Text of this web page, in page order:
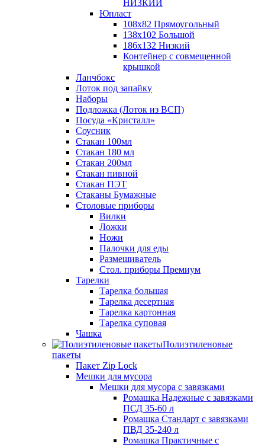
НИЗКИЙ
Юпласт
108х82 Прямоугольный
138х102 Большой
186х132 Низкий
Контейнер с совмещенной
крышкой
Ланчбокс
Лоток под запайку
Наборы
Подложка (Лоток из ВСП)
Посуда «Кристалл»
Соусник
Стакан 100мл
Стакан 180 мл
Стакан 200мл
Стакан пивной
Стакан ПЭТ
Стаканы Бумажные
Столовые приборы
Вилки
Ложки
Ножи
Палочки для еды
Размешиватель
Стол. приборы Премиум
Тарелки
Тарелка большая
Тарелка десертная
Тарелка картонная
Тарелка суповая
Чашка
Полиэтиленовые
пакеты
Пакет Zip Lock
Мешки для мусора
Мешки для мусора с завязками
Ромашка Надежные с завязками
ПСД 35-60 л
Ромашка Стандарт с завязками
ПВД 35-240 л
Ромашка Практичные с